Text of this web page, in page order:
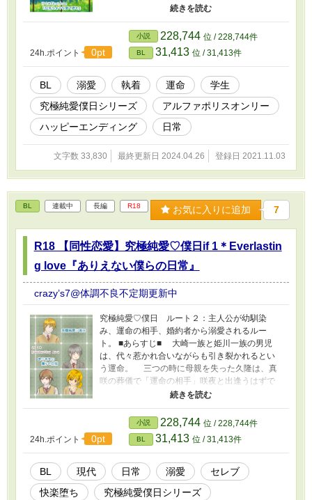
は金目当てであり、誰がみてもカッコいい幼馴
染みの聖に近づく策略だったと知る。そのこと
で自信を失ってしまった久隆は塞いでしまうこ
とになるのだが。 真実を知ったその日、傷つ
いて泣いている久隆を慰めてくれたのは咲夜だ
った。咲夜のほうは入学式で見かけたときから
久隆が好きだったが、久隆は慰めてくれたこと
がきっかけで彼に好意を抱き始める。どうして
も教室で声のかけられなかった久隆は咲夜がＡ
Ｇというオンラインゲームをやっていることを
知る。自然を装って彼に近づき仲良くなってゆ
く二人。 果たして二人の運命は━━━━？
24h.ポイント 0pt
小説 228,744 位 / 228,744件
BL 31,413 位 / 31,413件
BL 溺愛 執着 運命
学生
究極純愛僕日シリーズ
アルファポリスオンリー
ハッピーエンディング
日常
文字数 33,830 最終更新日 2024.04.26 登録日 2021.11.03
BL 連載中 長編 R18 お気に入りに追加 7
R18 【同性恋愛】究極純愛♡僕日if 1＊Everlastin
g love『ありえない僕らの日常』
crazy’s7@体調不良不定期更新中
究極純愛♡僕日 ルート２：主人公が幼馴染
み、運命の相手、婚約者から溺愛されるルー
ト。 ■あらすじ■ 大崎一族と姫川一族の男児
は、代々惹かれ合いながらも引き裂かれるとい
う運命。 三つの時に母親を失った久隆は、真
咲の葬儀で「運命の相手」咲夜と出逢うはずで
あった。しかし初恋を知らないまま成長。幼馴
染みの聖は幼いころから久隆が好き。彼が初等
部低学年の時イジメに遭ったことから、守りた
いという気持ちが勝りさらに想いを深めてい
き、好かれたくてたくさんの習い事などをし、
なかなか会えない毎日。 想いを遂げたくて久
隆に告白するも玉砕。ひとり音楽室で項垂れて
いると久隆がたまたまピアノを弾いているとこ
ろへやってくる。ピアノ好きの彼は、聖の習い
24h.ポイント 0pt
小説 228,744 位 / 228,744件
BL 31,413 位 / 31,413件
BL 現代 日常 溺愛
セレブ
快楽堕ち
究極純愛僕日シリーズ